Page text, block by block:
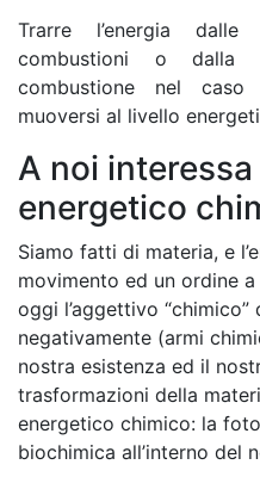
Trarre l’energia
combustioni o
combustione nel caso
muoversi al livello
A noi
energetico
Siamo fatti di materia, e
movimento ed un ordine
oggi l’aggettivo
negativamente (armi
nostra esistenza ed il
trasformazioni della
energetico chimico: la
biochimica all’interno del